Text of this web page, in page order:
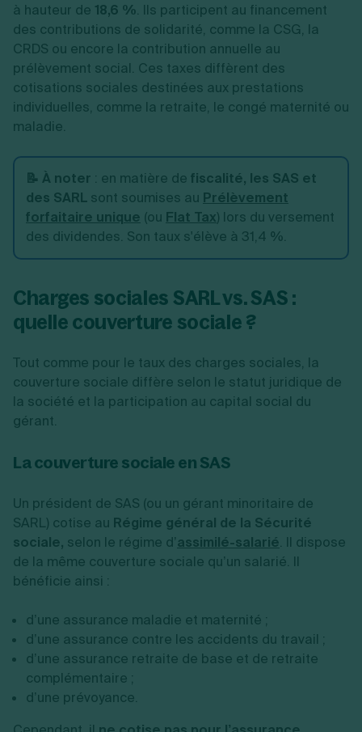
à hauteur de 18,6 %. Ils participent au financement
des contributions de solidarité, comme la CSG, la
CRDS ou encore la contribution annuelle au
prélèvement social. Ces taxes diffèrent des
cotisations sociales destinées aux prestations
individuelles, comme la retraite, le congé maternité ou
maladie.
📝 À noter : en matière de fiscalité, les SAS et
des SARL sont soumises au Prélèvement
forfaitaire unique (ou Flat Tax) lors du versement
des dividendes. Son taux s'élève à 31,4 %.
Charges sociales SARL vs. SAS :
quelle couverture sociale ?
Tout comme pour le taux des charges sociales, la
couverture sociale diffère selon le statut juridique de
la société et la participation au capital social du
gérant.
La couverture sociale en SAS
Un président de SAS (ou un gérant minoritaire de
SARL) cotise au Régime général de la Sécurité
sociale, selon le régime d’assimilé-salarié. Il dispose
de la même couverture sociale qu’un salarié. Il
bénéficie ainsi :
d’une assurance maladie et maternité ;
d’une assurance contre les accidents du travail ;
d’une assurance retraite de base et de retraite
complémentaire ;
d’une prévoyance.